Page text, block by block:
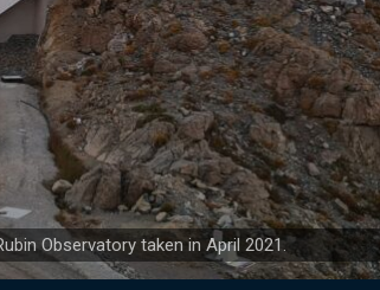
Observatory taken in April 2021.